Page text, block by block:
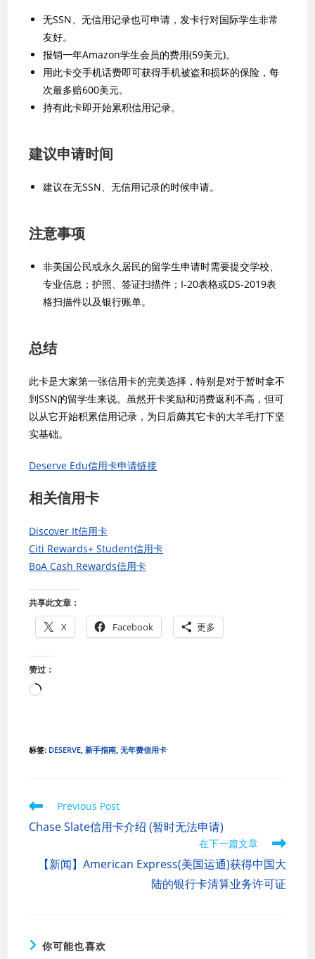
无SSN、无信用记录也可申请，发卡行对国际学生非常
友好。
报销一年Amazon学生会员的费用(59美元)。
用此卡交手机话费即可获得手机被盗和损坏的保险，每
次最多赔600美元。
持有此卡即开始累积信用记录。
建议申请时间
建议在无SSN、无信用记录的时候申请。
注意事项
非美国公民或永久居民的留学生申请时需要提交学校、
专业信息；护照、签证扫描件；I-20表格或DS-2019表
格扫描件以及银行账单。
总结
此卡是大家第一张信用卡的完美选择，特别是对于暂时拿不
到SSN的留学生来说。虽然开卡奖励和消费返利不高，但可
以从它开始积累信用记录，为日后薅其它卡的大羊毛打下坚
实基础。
Deserve Edu信用卡申请链接
相关信用卡
Discover It信用卡
Citi Rewards+ Student信用卡
BoA Cash Rewards信用卡
共享此文章：
X Facebook 更多
赞过：
正
载…
标签: DESERVE, 新手指南, 无年费信用卡
Read
more
articles
Previous Post
Chase Slate信用卡介绍 (暂时无法申请)
在下一篇文章
【新闻】American Express(美国运通)获得中国大
陆的银行卡清算业务许可证
你可能也喜欢